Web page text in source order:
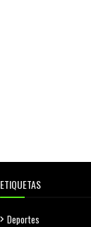
ETIQUETAS
Deportes